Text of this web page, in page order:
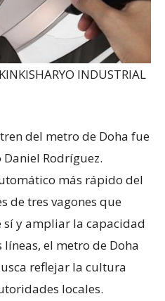
KINKISHARYO INDUSTRIAL
del metro de Doha fue
Rodríguez.
más rápido del
de tres vagones que
sí y ampliar la capacidad
el metro de Doha
reflejar la cultura
locales.